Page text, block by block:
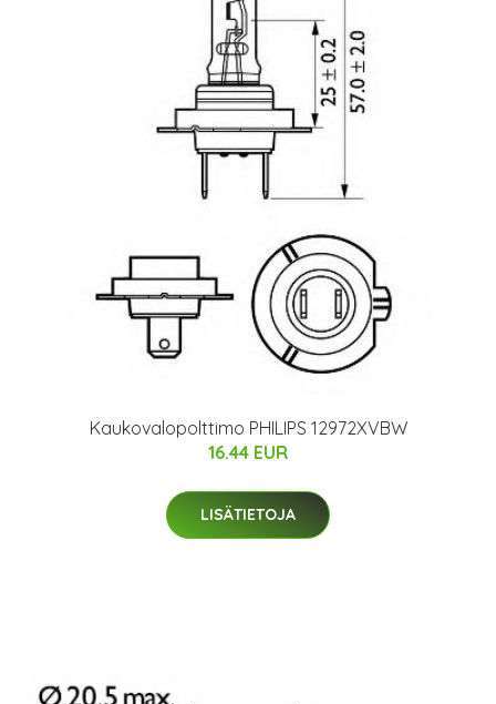
Kaukovalopolttimo PHILIPS 12972XVBW
16.44 EUR
LISÄTIETOJA